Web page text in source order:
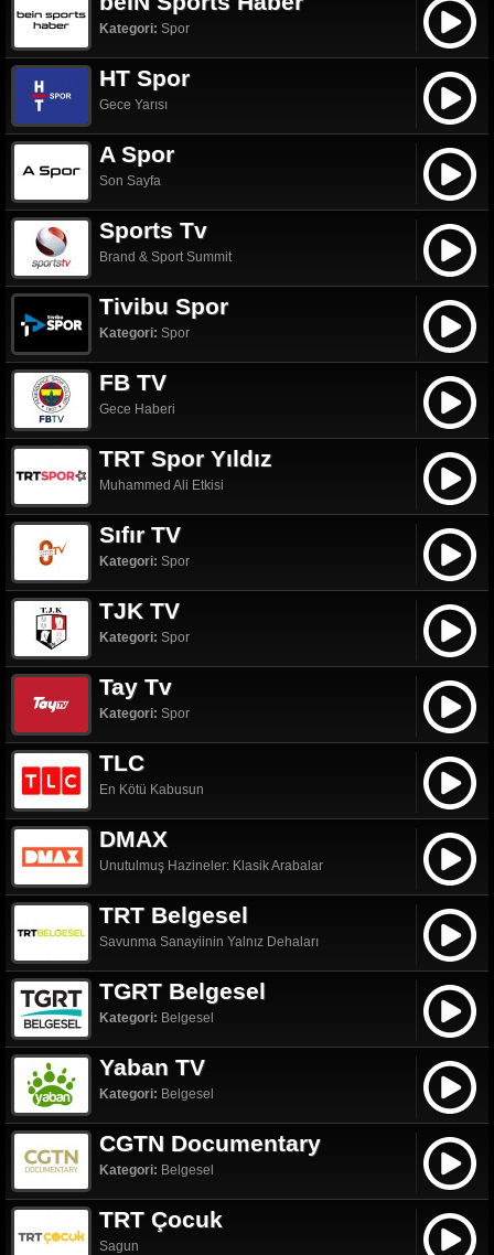
Kategori: Spor
HT Spor
Gece Yarısı
A Spor
Son Sayfa
Sports Tv
Brand & Sport Summit
Tivibu Spor
Kategori: Spor
FB TV
Gece Haberi
TRT Spor Yıldız
Muhammed Ali Etkisi
Sıfır TV
Kategori: Spor
TJK TV
Kategori: Spor
Tay Tv
Kategori: Spor
TLC
En Kötü Kabusun
DMAX
Unutulmuş Hazineler: Klasik Arabalar
TRT Belgesel
Savunma Sanayiinin Yalnız Dehaları
TGRT Belgesel
Kategori: Belgesel
Yaban TV
Kategori: Belgesel
CGTN Documentary
Kategori: Belgesel
TRT Çocuk
Sagun